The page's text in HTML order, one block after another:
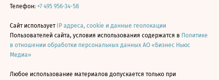
Телефон: +7 495 956-34-58
Сайт использует IP адреса, cookie и данные геолокации
Пользователей сайта, условия использования содержатся в Политике
в отношении обработки персональных данных АО «Бизнес Ньюс
Медиа»
Любое использование материалов допускается только при